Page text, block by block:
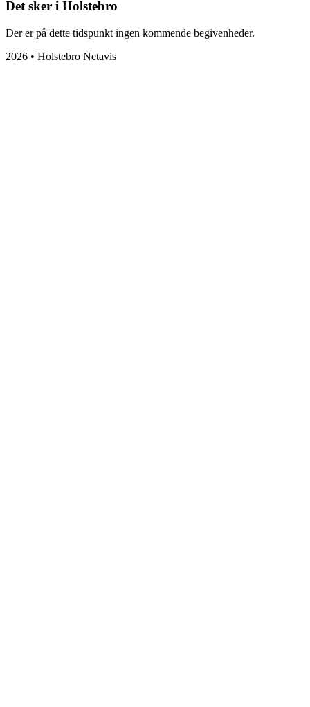
Det sker i Holstebro
Der er på dette tidspunkt ingen kommende begivenheder.
2026 • Holstebro Netavis